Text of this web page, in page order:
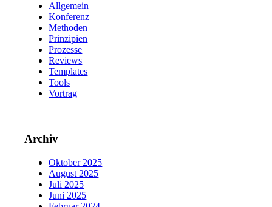
Allgemein
Konferenz
Methoden
Prinzipien
Prozesse
Reviews
Templates
Tools
Vortrag
Archiv
Oktober 2025
August 2025
Juli 2025
Juni 2025